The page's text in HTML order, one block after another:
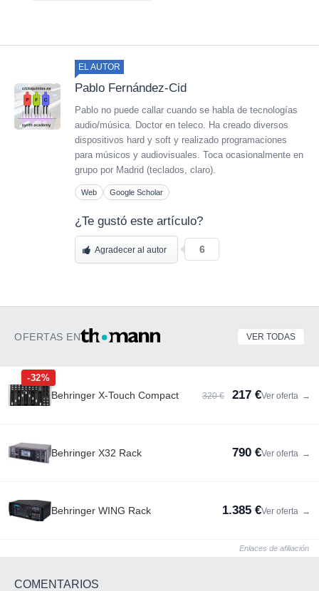
EL AUTOR
Pablo Fernández-Cid
Pablo no puede callar cuando se habla de tecnologías
audio/música. Doctor en teleco. Ha creado diversos
dispositivos hard y soft y realizado programaciones
para músicos y audiovisuales. Toca ocasionalmente en
grupo por Madrid (teclados, claro).
Web Google Scholar
¿Te gustó este artículo?
Agradecer al autor 6
OFERTAS EN VER TODAS
-32%
Behringer X-Touch Compact 320 € 217 €Ver oferta →
Behringer X32 Rack 790 €Ver oferta →
Behringer WING Rack 1.385 €Ver oferta →
Enlaces de afiliación
COMENTARIOS